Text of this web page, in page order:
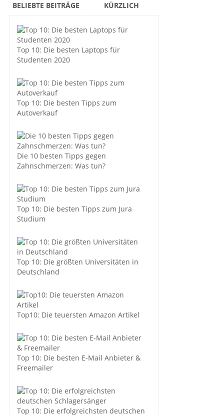
BELIEBTE BEITRÄGE KÜRZLICH
Top 10: Die besten Laptops für
Studenten 2020
Top 10: Die besten Tipps zum
Autoverkauf
Die 10 besten Tipps gegen
Zahnschmerzen: Was tun?
Top 10: Die besten Tipps zum Jura
Studium
Top 10: Die größten Universitäten in
Deutschland
Top10: Die teuersten Amazon Artikel
Top 10: Die besten E-Mail Anbieter &
Freemailer
Top 10: Die erfolgreichsten deutschen